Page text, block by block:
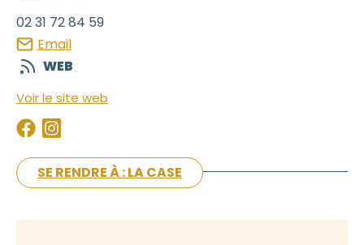
02 31 72 84 59
Email
WEB
Voir le site web
SE RENDRE À : LA CASE